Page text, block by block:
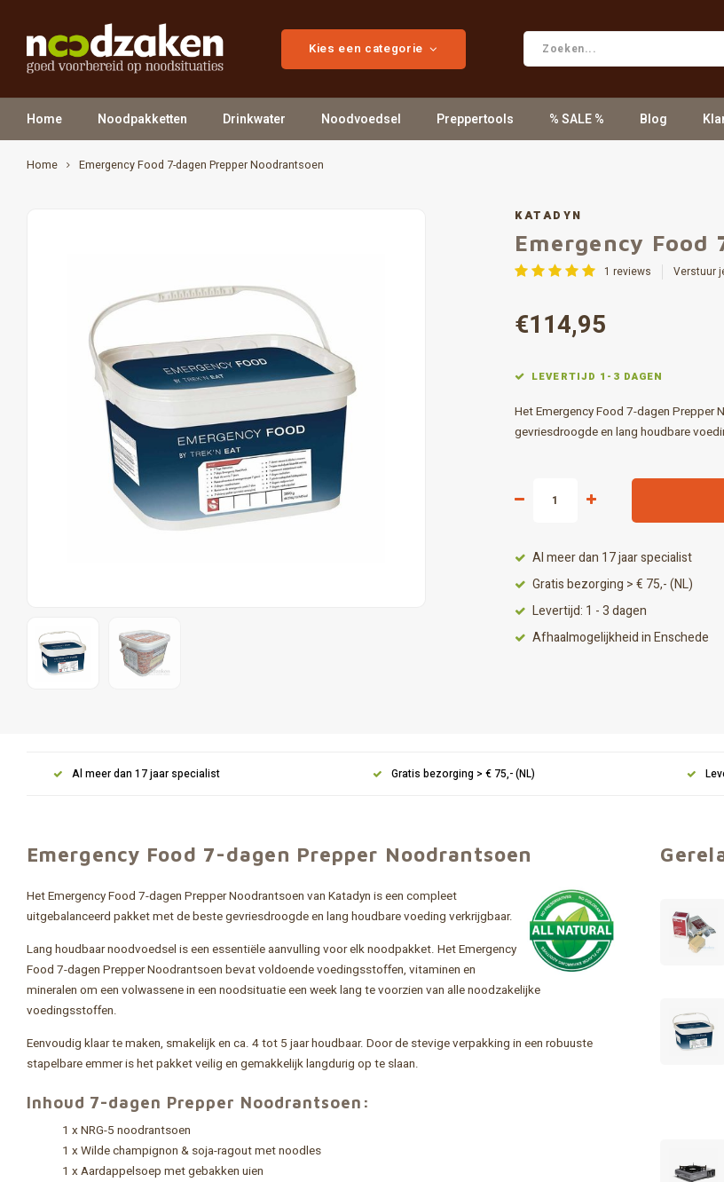
Kies een categorie
Home Noodpakketten Drinkwater Noodvoedsel Preppertools % SALE % Blog
Home Emergency Food 7-dagen Prepper Noodrantsoen
KATADYN
Emergency Food
1 reviews Verstuur
€114,95
LEVERTIJD 1-3 DAGEN
Het Emergency Food 7-dagen
gevriesdroogde en lang houdbare
Al meer dan 17 jaar specialist
Gratis bezorging > € 75,- (NL)
Levertijd: 1 - 3 dagen
Afhaalmogelijkheid in Enschede
Al meer dan 17 jaar specialist Gratis bezorging > € 75,- (NL)
Emergency Food 7-dagen Prepper Noodrantsoen
Het Emergency Food 7-dagen Prepper Noodrantsoen van Katadyn is een compleet
uitgebalanceerd pakket met de beste gevriesdroogde en lang houdbare voeding verkrijgbaar.
Lang houdbaar noodvoedsel is een essentiële aanvulling voor elk noodpakket. Het Emergency
Food 7-dagen Prepper Noodrantsoen bevat voldoende voedingsstoffen, vitaminen en
mineralen om een volwassene in een noodsituatie een week lang te voorzien van alle noodzakelijke
voedingsstoffen.
Eenvoudig klaar te maken, smakelijk en ca. 4 tot 5 jaar houdbaar. Door de stevige verpakking in een robuuste
stapelbare emmer is het pakket veilig en gemakkelijk langdurig op te slaan.
Inhoud 7-dagen Prepper Noodrantsoen:
1 x NRG-5 noodrantsoen
1 x Wilde champignon & soja-ragout met noodles
1 x Aardappelsoep met gebakken uien